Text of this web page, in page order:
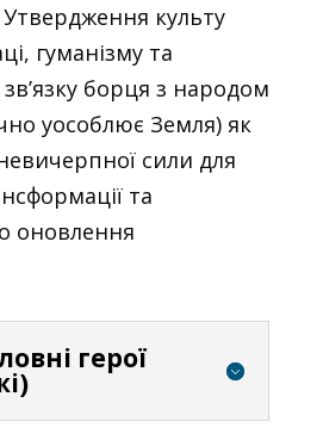
Утвердження культу
гуманізму та
борця з народом
уособлює Земля) як
сили для
та
оновлення
герої